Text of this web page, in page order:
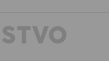
prvkom trička e.s.iconic
aj vynikajúce neviditeľné